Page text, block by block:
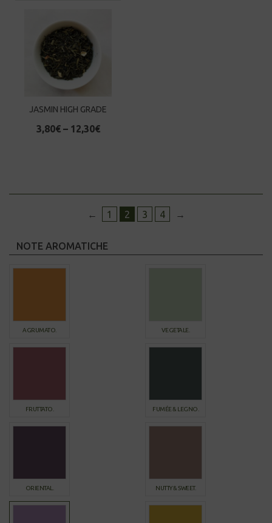
NOTE AROMATICHE
AGRUMATO. VEGETALE.
FRUTTATO. FUMÉE & LEGNO.
ORIENTAL. NUTTY & SWEET.
JASMIN HIGH GRADE
3,80€– 12,30€
← 1 2 3 4 →